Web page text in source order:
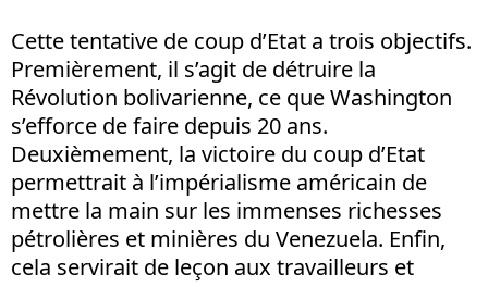
Cette tentative de coup d’Etat a trois objectifs.
Premièrement, il s’agit de détruire la
Révolution bolivarienne, ce que Washington
s’efforce de faire depuis 20 ans.
Deuxièmement, la victoire du coup d’Etat
permettrait à l’impérialisme américain de
mettre la main sur les immenses richesses
pétrolières et minières du Venezuela. Enfin,
cela servirait de leçon aux travailleurs et